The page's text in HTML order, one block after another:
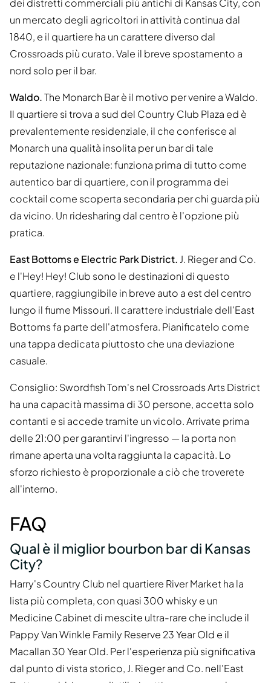
dei distretti commerciali più antichi di Kansas City, con
un mercato degli agricoltori in attività continua dal
1840, e il quartiere ha un carattere diverso dal
Crossroads più curato. Vale il breve spostamento a
nord solo per il bar.
Waldo.The Monarch Bar è il motivo per venire a Waldo.
Il quartiere si trova a sud del Country Club Plaza ed è
prevalentemente residenziale, il che conferisce al
Monarch una qualità insolita per un bar di tale
reputazione nazionale: funziona prima di tutto come
autentico bar di quartiere, con il programma dei
cocktail come scoperta secondaria per chi guarda più
da vicino. Un ridesharing dal centro è l'opzione più
pratica.
East Bottoms e Electric Park District. J. Rieger and Co.
e l'Hey! Hey! Club sono le destinazioni di questo
quartiere, raggiungibile in breve auto a est del centro
lungo il fiume Missouri. Il carattere industriale dell'East
Bottoms fa parte dell'atmosfera. Pianificatelo come
una tappa dedicata piuttosto che una deviazione
casuale.
Consiglio: Swordfish Tom's nel Crossroads Arts District
ha una capacità massima di 30 persone, accetta solo
contanti e si accede tramite un vicolo. Arrivate prima
delle 21:00 per garantirvi l'ingresso — la porta non
rimane aperta una volta raggiunta la capacità. Lo
sforzo richiesto è proporzionale a ciò che troverete
all'interno.
FAQ
Qual è il miglior bourbon bar di Kansas
City?
Harry's Country Club nel quartiere River Market ha la
lista più completa, con quasi 300 whisky e un
Medicine Cabinet di mescite ultra-rare che include il
Pappy Van Winkle Family Reserve 23 Year Old e il
Macallan 30 Year Old. Per l'esperienza più significativa
dal punto di vista storico, J. Rieger and Co. nell'East